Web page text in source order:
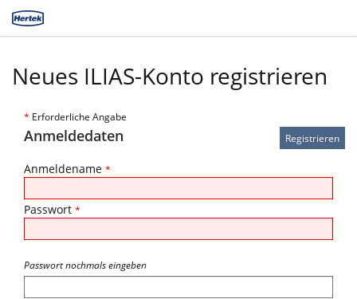
Neues ILIAS-Konto registrieren
* Erforderliche Angabe
Anmeldedaten
Anmeldename *
Passwort *
Passwort nochmals eingeben